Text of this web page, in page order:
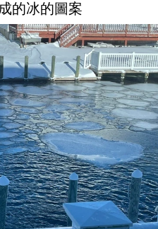
的冰的圖案